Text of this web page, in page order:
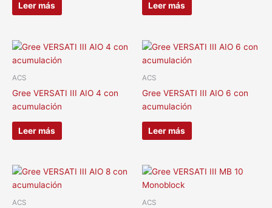
Leer más Leer más
ACS
Gree VERSATI III AIO 4 con
acumulación
Leer más
ACS
Gree VERSATI III AIO 6 con
acumulación
Leer más
ACS ACS